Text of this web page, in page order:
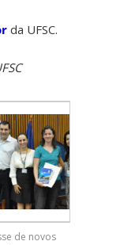
da UFSC.
de novos